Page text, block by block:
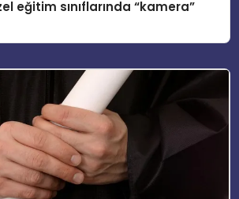
eğitim sınıflarında “kamera”